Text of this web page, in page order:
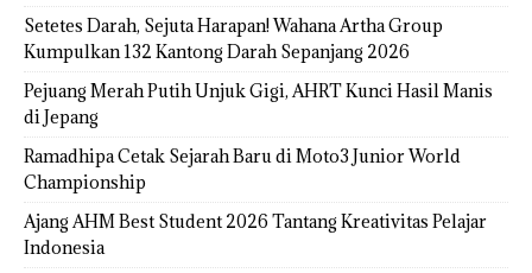
Setetes Darah, Sejuta Harapan! Wahana Artha Group
Kumpulkan 132 Kantong Darah Sepanjang 2026
Pejuang Merah Putih Unjuk Gigi, AHRT Kunci Hasil Manis
di Jepang
Ramadhipa Cetak Sejarah Baru di Moto3 Junior World
Championship
Ajang AHM Best Student 2026 Tantang Kreativitas Pelajar
Indonesia